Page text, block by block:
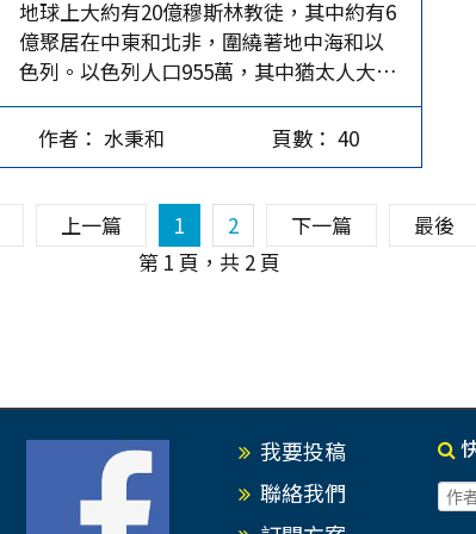
主題分別為加強合作、共同發展；深化雙
城交流合作、實現雙城共同繁榮；創新發
展，雙城共榮；城市未來發展的格局和亮
點；城市的改變。除2010年首屆簽署4項交
流合作備忘錄和28個協定，每年皆簽署3至
4項交流合作備忘錄。柯文哲主政期間2015
青年自主創業；展現城市活力；健康城
市；永續的城市、永續的發展；創新、合
作、未來；城市防疫交流與經濟合作；新
括減碳永續、會展產業及羽球運動。…
能回復！ 根據有關統計，公務員被訴圖利
罪的「定罪率」，往往不超過五成。也就
是說，有一半以上的被訴公務員最終被證
明是無辜的。如此偵、審的泛濫，既侵犯
了行政權的裁量分際，導致公務員「多做
多錯，少做少錯，不做不錯」的消極心
獲之正當權益。 貪污治罪條例第6條所定
的公務員圖利罪，屬於法定本刑為5年以上
的重罪，然其「犯罪構成要件」則甚為抽
上稱為「結果犯」），期使犯罪構成要件
更加嚴謹，避免論罪浮濫致殃及無辜。…
地球上大約有20億穆斯林教徒，其中約有6
億聚居在中東和北非，圍繞著地中海和以
色列。以色列人口955萬，其中猶太人大約
730萬，另有約200萬阿拉伯人（也是巴勒
斯坦人，不過，擁有以色列公民身分，屬
於二等公民）。猶太人中有大約120萬屬於
樣，一天到晚念經，不做事，也不當兵。
也就是說，在全民皆兵的以色列，真正能
拿起槍捍衛國家的人數相當有限。 以色列
採速戰速決 簡言之，兩者之間的綜合實力
完全不成比例。儘管如此，以色列自1948
年建國以來，曾5次擊敗阿拉伯聯軍。由於
作者： 水秉和 頁數： 40
上一篇 1 2 下一篇
最後
第 1 頁，共 2 頁
我要投稿
聯絡我們